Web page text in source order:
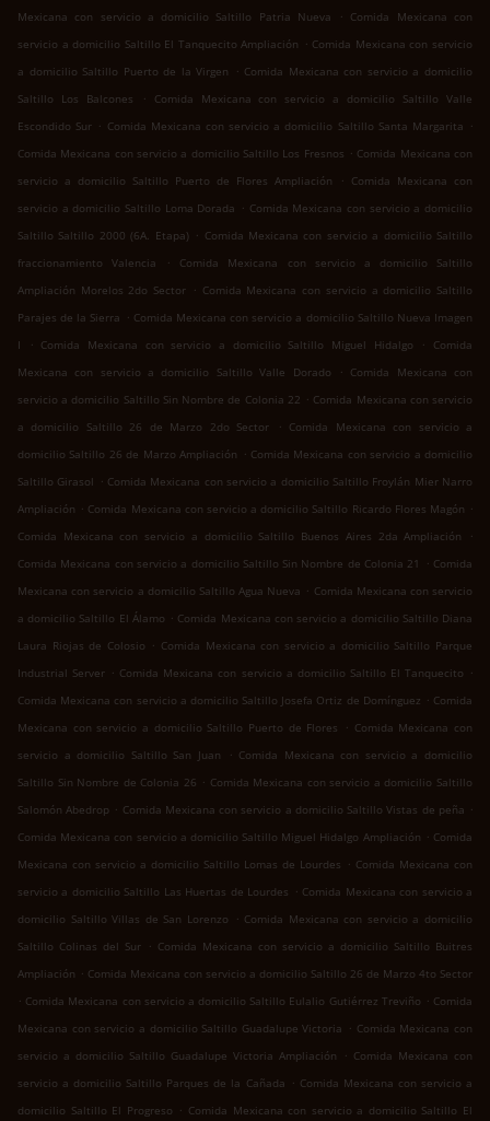
Mexicana con servicio a domicilio Saltillo Patria Nueva
. Comida Mexicana con
servicio a domicilio Saltillo El Tanquecito Ampliación . Comida Mexicana con servicio
a domicilio Saltillo Puerto de la Virgen
. Comida Mexicana con servicio a domicilio
Saltillo Los Balcones
.
Comida Mexicana con servicio a domicilio Saltillo Valle
Escondido Sur . Comida Mexicana con servicio a domicilio Saltillo Santa Margarita .
Comida Mexicana con servicio a domicilio Saltillo Los Fresnos . Comida Mexicana con
servicio a domicilio Saltillo Puerto de Flores Ampliación
. Comida Mexicana con
servicio a domicilio Saltillo Loma Dorada . Comida Mexicana con servicio a domicilio
Saltillo Saltillo 2000 (6A. Etapa) . Comida Mexicana con servicio a domicilio Saltillo
fraccionamiento Valencia
.
Comida Mexicana con servicio a domicilio Saltillo
Ampliación Morelos 2do Sector . Comida Mexicana con servicio a domicilio Saltillo
Parajes de la Sierra . Comida Mexicana con servicio a domicilio Saltillo Nueva Imagen
I
. Comida Mexicana con servicio a domicilio Saltillo Miguel Hidalgo .
Comida
Mexicana con servicio a domicilio Saltillo Valle Dorado
. Comida Mexicana con
servicio a domicilio Saltillo Sin Nombre de Colonia 22 . Comida Mexicana con servicio
a domicilio Saltillo 26 de Marzo 2do Sector
. Comida Mexicana con servicio a
domicilio Saltillo 26 de Marzo Ampliación . Comida Mexicana con servicio a domicilio
Saltillo Girasol . Comida Mexicana con servicio a domicilio Saltillo Froylán Mier Narro
Ampliación . Comida Mexicana con servicio a domicilio Saltillo Ricardo Flores Magón .
Comida Mexicana con servicio a domicilio Saltillo Buenos Aires 2da Ampliación
.
Comida Mexicana con servicio a domicilio Saltillo Sin Nombre de Colonia 21
. Comida
Mexicana con servicio a domicilio Saltillo Agua Nueva . Comida Mexicana con servicio
a domicilio Saltillo El Álamo . Comida Mexicana con servicio a domicilio Saltillo Diana
Laura Riojas de Colosio . Comida Mexicana con servicio a domicilio Saltillo Parque
Industrial Server . Comida Mexicana con servicio a domicilio Saltillo El Tanquecito .
Comida Mexicana con servicio a domicilio Saltillo Josefa Ortiz de Domínguez . Comida
Mexicana con servicio a domicilio Saltillo Puerto de Flores
. Comida Mexicana con
servicio a domicilio Saltillo San Juan
. Comida Mexicana con servicio a domicilio
Saltillo Sin Nombre de Colonia 26 . Comida Mexicana con servicio a domicilio Saltillo
Salomón Abedrop . Comida Mexicana con servicio a domicilio Saltillo Vistas de peña .
Comida Mexicana con servicio a domicilio Saltillo Miguel Hidalgo Ampliación . Comida
Mexicana con servicio a domicilio Saltillo Lomas de Lourdes . Comida Mexicana con
servicio a domicilio Saltillo Las Huertas de Lourdes . Comida Mexicana con servicio a
domicilio Saltillo Villas de San Lorenzo
. Comida Mexicana con servicio a domicilio
Saltillo Colinas del Sur . Comida Mexicana con servicio a domicilio Saltillo Buitres
Ampliación . Comida Mexicana con servicio a domicilio Saltillo 26 de Marzo 4to Sector
. Comida Mexicana con servicio a domicilio Saltillo Eulalio Gutiérrez Treviño . Comida
Mexicana con servicio a domicilio Saltillo Guadalupe Victoria . Comida Mexicana con
servicio a domicilio Saltillo Guadalupe Victoria Ampliación
. Comida Mexicana con
servicio a domicilio Saltillo Parques de la Cañada . Comida Mexicana con servicio a
domicilio Saltillo El Progreso . Comida Mexicana con servicio a domicilio Saltillo El